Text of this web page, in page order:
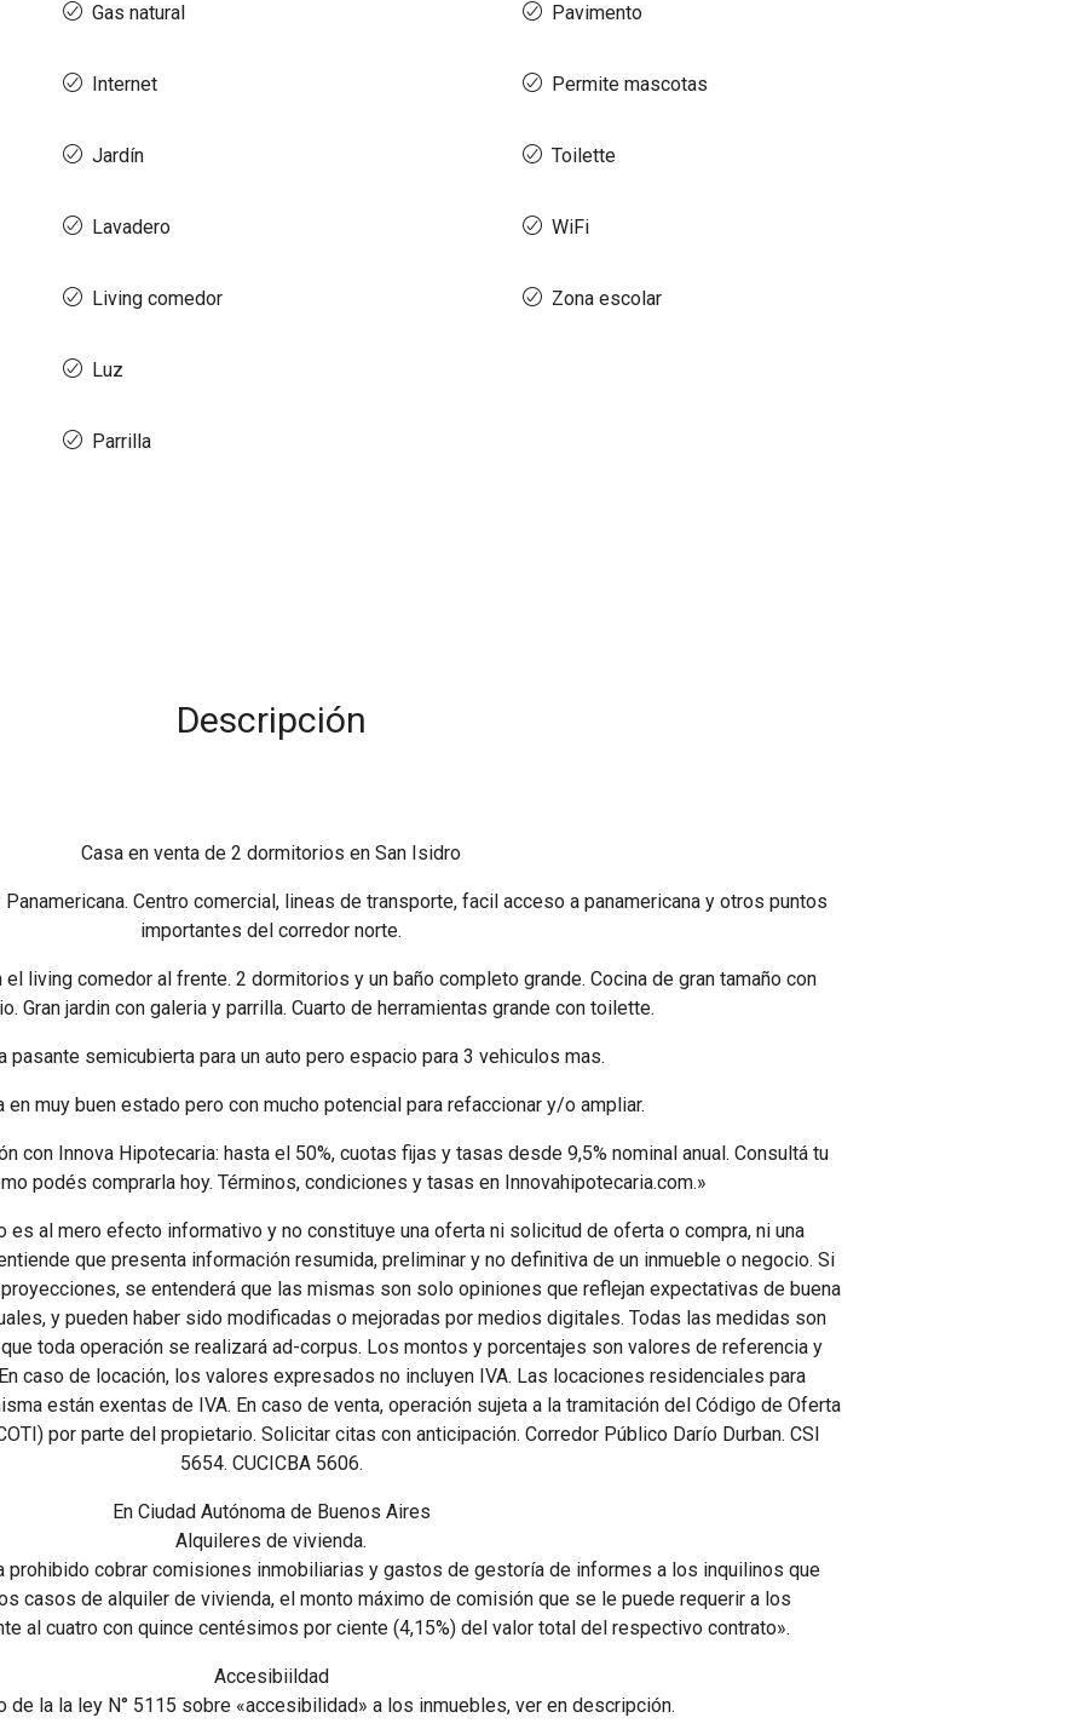
Gas natural
Internet
Jardín
Lavadero
Living comedor
Luz
Parrilla
Pavimento
Permite mascotas
Toilette
WiFi
Zona escolar
Descripción
Casa en venta de 2 dormitorios en San Isidro
Centro comercial, lineas de transporte, facil acceso a panamericana y otros puntos
importantes del corredor norte.
living comedor al frente. 2 dormitorios y un baño completo grande. Cocina de gran tamaño con
Gran jardin con galeria y parrilla. Cuarto de herramientas grande con toilette.
pasante semicubierta para un auto pero espacio para 3 vehiculos mas.
en muy buen estado pero con mucho potencial para refaccionar y/o ampliar.
con Innova Hipotecaria: hasta el 50%, cuotas fijas y tasas desde 9,5% nominal anual. Consultá tu
podés comprarla hoy. Términos, condiciones y tasas en Innovahipotecaria.com.»
al mero efecto informativo y no constituye una oferta ni solicitud de oferta o compra, ni una
que presenta información resumida, preliminar y no definitiva de un inmueble o negocio. Si
se entenderá que las mismas son solo opiniones que reflejan expectativas de buena
y pueden haber sido modificadas o mejoradas por medios digitales. Todas las medidas son
toda operación se realizará ad-corpus. Los montos y porcentajes son valores de referencia y
caso de locación, los valores expresados no incluyen IVA. Las locaciones residenciales para
están exentas de IVA. En caso de venta, operación sujeta a la tramitación del Código de Oferta
por parte del propietario. Solicitar citas con anticipación. Corredor Público Darío Durban. CSI
5654. CUCICBA 5606.
En Ciudad Autónoma de Buenos Aires
Alquileres de vivienda.
prohibido cobrar comisiones inmobiliarias y gastos de gestoría de informes a los inquilinos que
casos de alquiler de vivienda, el monto máximo de comisión que se le puede requerir a los
al cuatro con quince centésimos por ciente (4,15%) del valor total del respectivo contrato».
Accesibiildad
de la la ley N° 5115 sobre «accesibilidad» a los inmuebles, ver en descripción.